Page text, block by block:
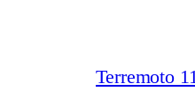
Terremoto